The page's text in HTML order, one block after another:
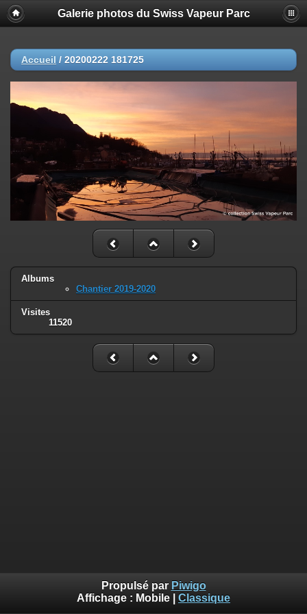
Galerie photos du Swiss Vapeur Parc
Accueil / 20200222 181725
Albums
Chantier 2019-2020
Visites
11520
Propulsé par Piwigo
Affichage : Mobile Classique